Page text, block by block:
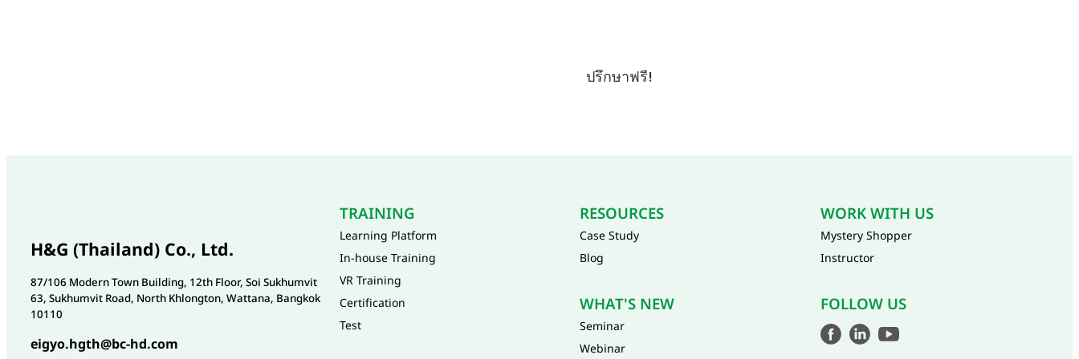
ปรึกษาฟรี!
H&G (Thailand) Co., Ltd.
87/106 Modern Town Building, 12th Floor, Soi Sukhumvit
63, Sukhumvit Road, North Khlongton, Wattana, Bangkok
10110
eigyo.hgth@bc-hd.com
TRAINING
Learning Platform
In-house Training
VR Training
Certification
Test
RESOURCES
Case Study
Blog
WHAT'S NEW
Seminar
Webinar
WORK WITH US
Mystery Shopper
Instructor
FOLLOW US